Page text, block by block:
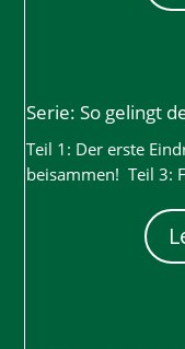
Serie: So gelingt
Teil 1: Der erste
beisammen! Teil 3: